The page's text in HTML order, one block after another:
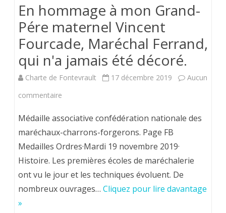
chemin
par
la
Providence.
Le
Dandesigny*
En hommage à mon Grand-
Pére maternel Vincent
Fourcade, Maréchal Ferrand,
qui n'a jamais été décoré.
Charte de Fontevrault 17 décembre 2019
Aucun
commentaire
hommage
à
mon
Médaille associative confédération nationale des
maréchaux-charrons-forgerons. Page FB
Medailles Ordres·Mardi 19 novembre 2019·
Histoire. Les premières écoles de maréchalerie
ont vu le jour et les techniques évoluent. De
nombreux ouvrages… Cliquez pour lire davantage
»